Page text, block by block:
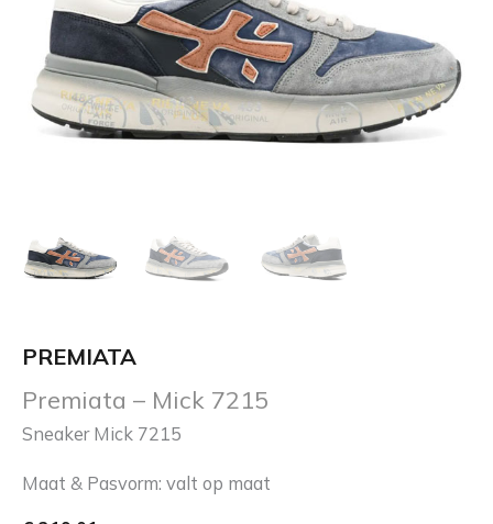
PREMIATA
Premiata – Mick 7215
Sneaker Mick 7215
Maat & Pasvorm: valt op maat